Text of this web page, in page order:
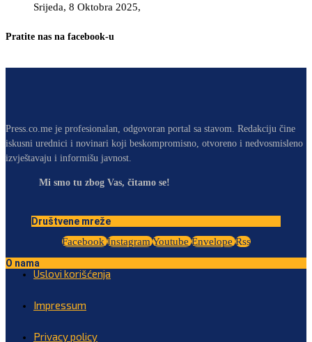
Srijeda, 8 Oktobra 2025,
Pratite nas na facebook-u
Press.co.me je profesionalan, odgovoran portal sa stavom. Redakciju čine
iskusni urednici i novinari koji beskompromisno, otvoreno i nedvosmisleno
izvještavaju i informišu javnost.
Mi smo tu zbog Vas, čitamo se!
Društvene mreže
Facebook Instagram Youtube Envelope Rss
O nama
Uslovi korišćenja
Impressum
Privacy policy